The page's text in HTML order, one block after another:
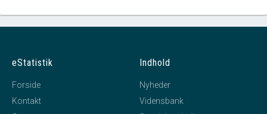
eStatistik
Forside
Kontakt
Indhold
Nyheder
Vidensbank